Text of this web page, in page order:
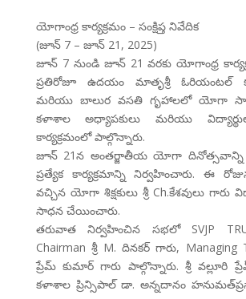
యోగాంధ్ర కార్యక్రమం – సంక్షిప్త నివేదిక
(జూన్ 7 – జూన్ 21, 2025)
జూన్ 7 నుండి జూన్ 21 వరకు యోగాంధ్ర
ప్రతిరోజూ ఉదయం మాతృశ్రీ ఓరియంటల్
మరియు బాలుర వసతి గృహాలలో యోగా
కళాశాల అధ్యాపకులు మరియు
కార్యక్రమంలో పాల్గొన్నారు.
జూన్ 21న అంతర్జాతీయ యోగా దినోత్సవాన్ని
ప్రత్యేక కార్యక్రమాన్ని నిర్వహించారు. ఈ
వచ్చిన యోగా శిక్షకులు శ్రీ Ch.కేశవులు
సాధన చేయించారు.
తరువాత నిర్వహించిన సభలో SVJP
Chairman శ్రీ M. దినకర్ గారు, Managing
ప్రేమ్ కుమార్ గారు పాల్గొన్నారు. శ్రీ వల్లూరి
కళాశాల ప్రిన్సిపాల్ డా. అన్నదానం